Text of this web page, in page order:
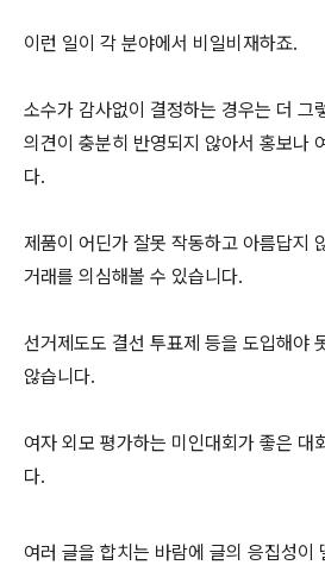
이런 일이 각 분야에서 비일비재하죠.
소수가 감사없이 결정하는 경우는 더 그
의견이 충분히 반영되지 않아서 홍보나
다.
제품이 어딘가 잘못 작동하고 아름답지
거래를 의심해볼 수 있습니다.
선거제도도 결선 투표제 등을 도입해야
않습니다.
여자 외모 평가하는 미인대회가 좋은 대
다.
여러 글을 합치는 바람에 글의 응집성이